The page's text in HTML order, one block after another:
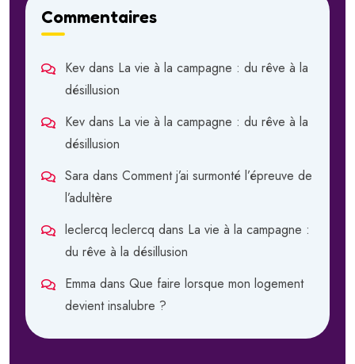
Commentaires
Kev dans La vie à la campagne : du rêve à la
désillusion
Kev dans La vie à la campagne : du rêve à la
désillusion
Sara dans Comment j’ai surmonté l’épreuve de
l’adultère
leclercq leclercq dans La vie à la campagne :
du rêve à la désillusion
Emma dans Que faire lorsque mon logement
devient insalubre ?